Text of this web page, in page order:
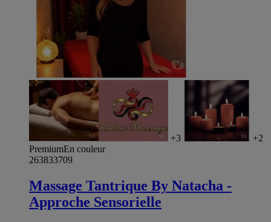
+3
+2
PremiumEn couleur
263833709
Massage Tantrique By Natacha -
Approche Sensorielle